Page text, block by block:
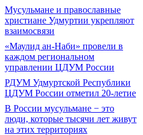
Мусульмане и православные
христиане Удмуртии укрепляют
взаимосвязи
«Маулид ан-Наби» провели в
каждом региональном
управлении ЦДУМ России
РДУМ Удмуртской Республики
ЦДУМ России отметил 20-летие
В России мусульмане − это
люди, которые тысячи лет живут
на этих территориях